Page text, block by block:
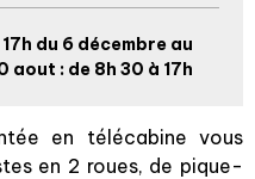
du 6 décembre au
aout : de 8h 30 à 17h
en télécabine vous
en 2 roues, de pique-